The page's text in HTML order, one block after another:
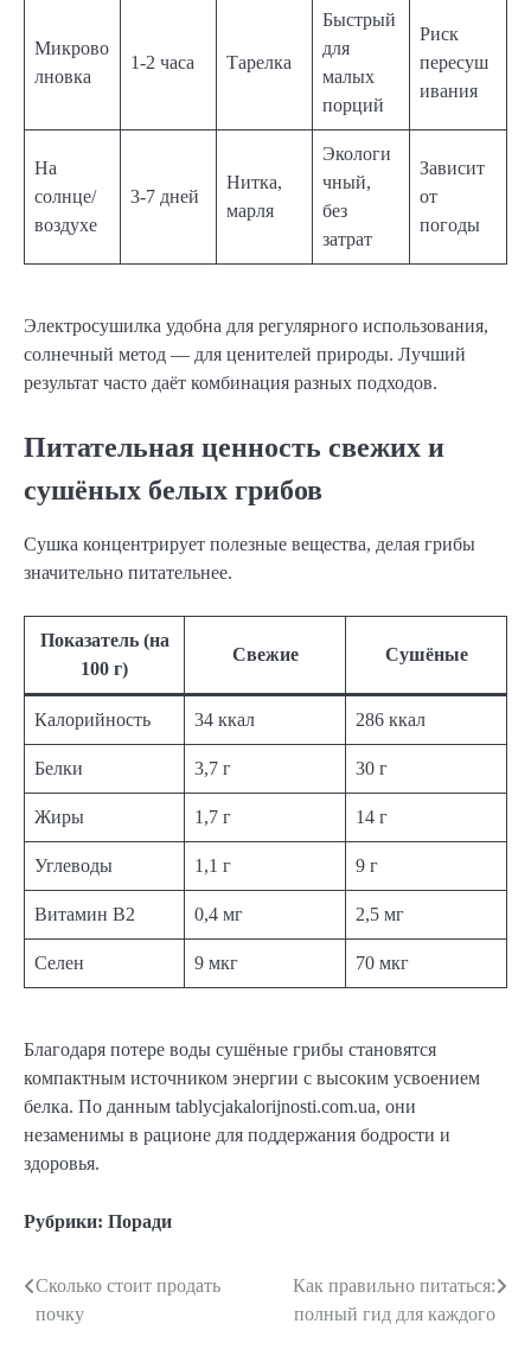
Микрово
лновка
1-2 часа Тарелка
Быстрый
для
малых
порций
Риск
пересуш
ивания
На
солнце/
воздухе
3-7 дней
Нитка,
марля
Экологи
чный,
без
затрат
Зависит
от
погоды
Электросушилка удобна для регулярного использования,
солнечный метод — для ценителей природы. Лучший
результат часто даёт комбинация разных подходов.
Питательная ценность свежих и
сушёных белых грибов
Сушка концентрирует полезные вещества, делая грибы
значительно питательнее.
Показатель (на
100 г)
Свежие Сушёные
Калорийность 34 ккал 286 ккал
Белки 3,7 г 30 г
Жиры 1,7 г 14 г
Углеводы 1,1 г 9 г
Витамин B2 0,4 мг 2,5 мг
Селен 9 мкг 70 мкг
Благодаря потере воды сушёные грибы становятся
компактным источником энергии с высоким усвоением
белка. По данным tablycjakalorijnosti.com.ua, они
незаменимы в рационе для поддержания бодрости и
здоровья.
Рубрики: Поради
Навигация
Сколько стоит продать
почку
Как правильно питаться:
полный гид для каждого